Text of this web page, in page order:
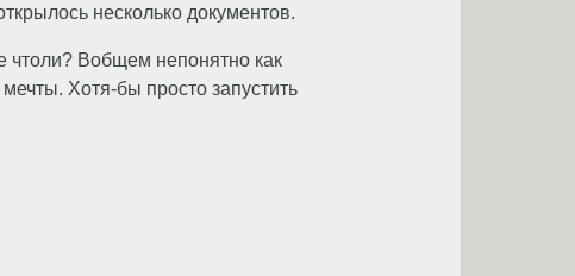
несколько документов.
чтоли? Вобщем непонятно как
Хотя-бы просто запустить